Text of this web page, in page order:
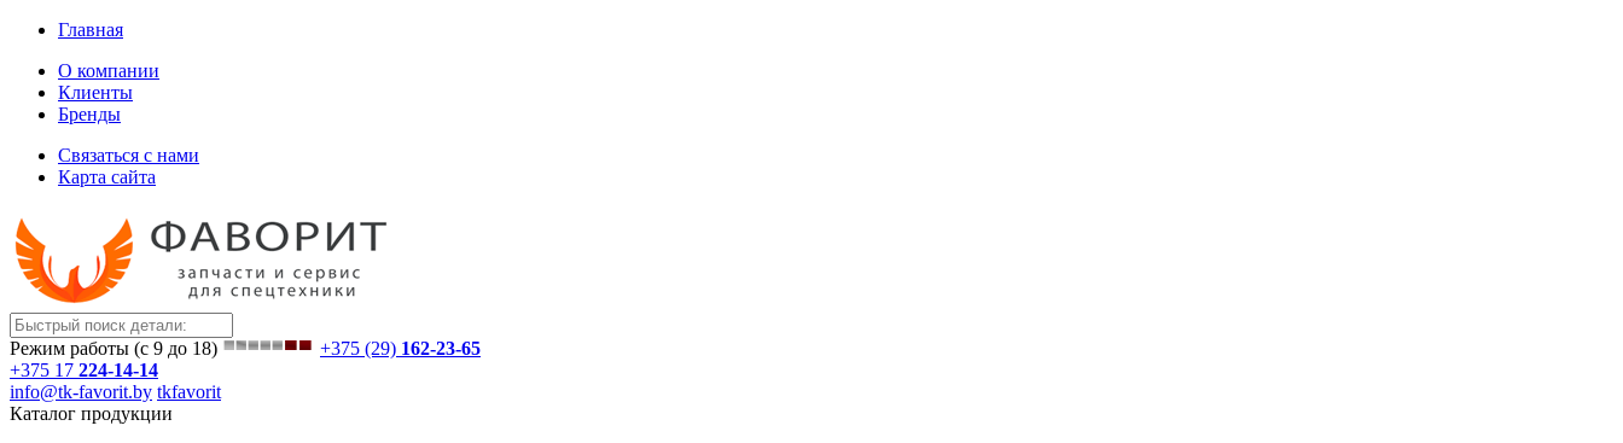
Главная
О компании
Клиенты
Бренды
Связаться с нами
Карта сайта
Режим работы (с 9 до 18) +375 (29) 162-23-65
+375 17 224-14-14
info@tk-favorit.by tkfavorit
Каталог продукции